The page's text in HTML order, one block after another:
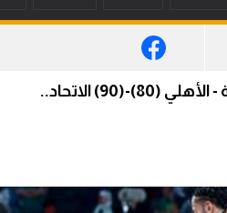
انتهت نهائي دوري السلة - الأهلي (80)-(90) الاتحاد..